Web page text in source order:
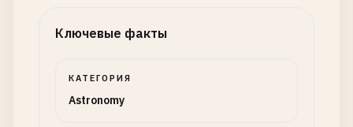
Ключевые факты
КАТЕГОРИЯ
Astronomy